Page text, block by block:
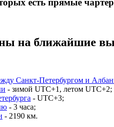
на ближайшие
Санкт-Петербургом и
- зимой UTC+1, летом UTC+2;
- UTC+3;
- 3 часа;
- 2190 км.